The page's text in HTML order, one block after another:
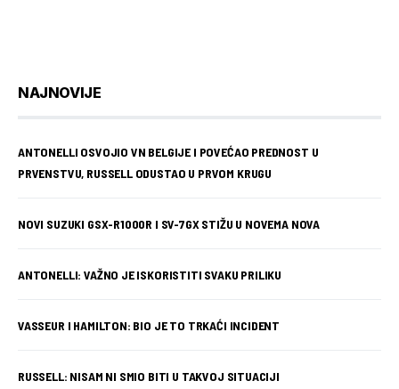
NAJNOVIJE
ANTONELLI OSVOJIO VN BELGIJE I POVEĆAO PREDNOST U
PRVENSTVU, RUSSELL ODUSTAO U PRVOM KRUGU
NOVI SUZUKI GSX-R1000R I SV-7GX STIŽU U NOVEMA NOVA
ANTONELLI: VAŽNO JE ISKORISTITI SVAKU PRILIKU
VASSEUR I HAMILTON: BIO JE TO TRKAĆI INCIDENT
RUSSELL: NISAM NI SMIO BITI U TAKVOJ SITUACIJI